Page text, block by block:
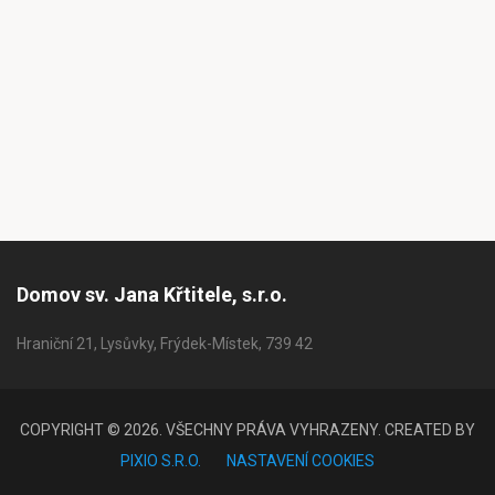
Domov sv. Jana Křtitele, s.r.o.
Hraniční 21, Lysůvky, Frýdek-Místek, 739 42
COPYRIGHT © 2026. VŠECHNY PRÁVA VYHRAZENY. CREATED BY
PIXIO S.R.O.
NASTAVENÍ COOKIES